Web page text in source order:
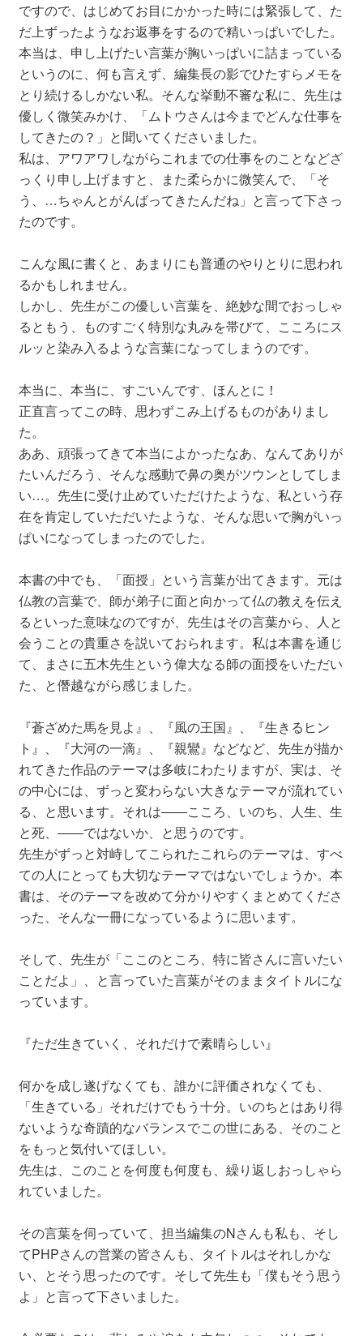
ですので、はじめてお目にかかった時には緊張して、た
だ上ずったようなお返事をするので精いっぱいでした。
本当は、申し上げたい言葉が胸いっぱいに詰まっている
というのに、何も言えず、編集長の影でひたすらメモを
とり続けるしかない私。そんな挙動不審な私に、先生は
優しく微笑みかけ、「ムトウさんは今までどんな仕事を
してきたの？」と聞いてくださいました。
私は、アワアワしながらこれまでの仕事をのことなどざ
っくり申し上げますと、また柔らかに微笑んで、「そ
う、…ちゃんとがんばってきたんだね」と言って下さっ
たのです。
こんな風に書くと、あまりにも普通のやりとりに思われ
るかもしれません。
しかし、先生がこの優しい言葉を、絶妙な間でおっしゃ
るともう、ものすごく特別な丸みを帯びて、こころにス
ルッと染み入るような言葉になってしまうのです。
本当に、本当に、すごいんです、ほんとに！
正直言ってこの時、思わずこみ上げるものがありまし
た。
ああ、頑張ってきて本当によかったなあ、なんてありが
たいんだろう、そんな感動で鼻の奥がツウンとしてしま
い…。先生に受け止めていただけたような、私という存
在を肯定していただいたような、そんな思いで胸がいっ
ぱいになってしまったのでした。
本書の中でも、「面授」という言葉が出てきます。元は
仏教の言葉で、師が弟子に面と向かって仏の教えを伝え
るといった意味なのですが、先生はその言葉から、人と
会うことの貴重さを説いておられます。私は本書を通じ
て、まさに五木先生という偉大なる師の面授をいただい
た、と僭越ながら感じました。
『蒼ざめた馬を見よ』、『風の王国』、『生きるヒン
ト』、『大河の一滴』、『親鸞』などなど、先生が描か
れてきた作品のテーマは多岐にわたりますが、実は、そ
の中心には、ずっと変わらない大きなテーマが流れてい
る、と思います。それは――こころ、いのち、人生、生
と死、――ではないか、と思うのです。
先生がずっと対峙してこられたこれらのテーマは、すべ
ての人にとっても大切なテーマではないでしょうか。本
書は、そのテーマを改めて分かりやすくまとめてくださ
った、そんな一冊になっているように思います。
そして、先生が「ここのところ、特に皆さんに言いたい
ことだよ」、と言っていた言葉がそのままタイトルにな
っています。
『ただ生きていく、それだけで素晴らしい』
何かを成し遂げなくても、誰かに評価されなくても、
「生きている」それだけでもう十分。いのちとはあり得
ないような奇蹟的なバランスでこの世にある、そのこと
をもっと気付いてほしい。
先生は、このことを何度も何度も、繰り返しおっしゃら
れていました。
その言葉を伺っていて、担当編集のNさんも私も、そし
てPHPさんの営業の皆さんも、タイトルはそれしかな
い、とそう思ったのです。そして先生も「僕もそう思う
よ」と言って下さいました。